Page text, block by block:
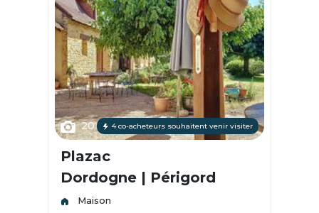
20 4 co-acheteurs souhaitent venir visiter
Plazac
Dordogne | Périgord
Maison